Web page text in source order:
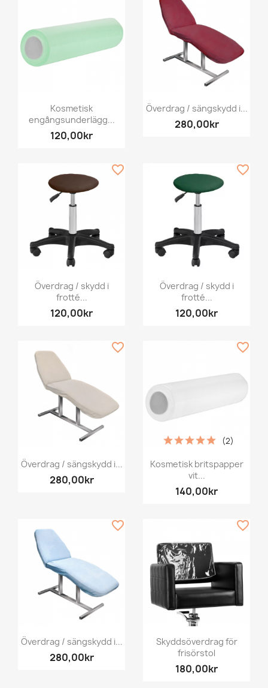
Kosmetisk
engångsunderlägg...
120,00kr
Överdrag / sängskydd i...
280,00kr
Överdrag / skydd i
frotté...
120,00kr
favorite_border
Överdrag / skydd i
frotté...
120,00kr
favorite_border
Överdrag / sängskydd i...
280,00kr
favorite_border
Kosmetisk britspapper
vit...
140,00kr
(2)
favorite_border
Överdrag / sängskydd i...
280,00kr
favorite_border
Skyddsöverdrag för
frisörstol
180,00kr
favorite_border